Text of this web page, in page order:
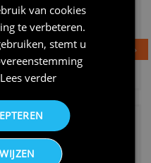
prinses v...
van cookies
te verbeteren.
stemt u
Lees verder